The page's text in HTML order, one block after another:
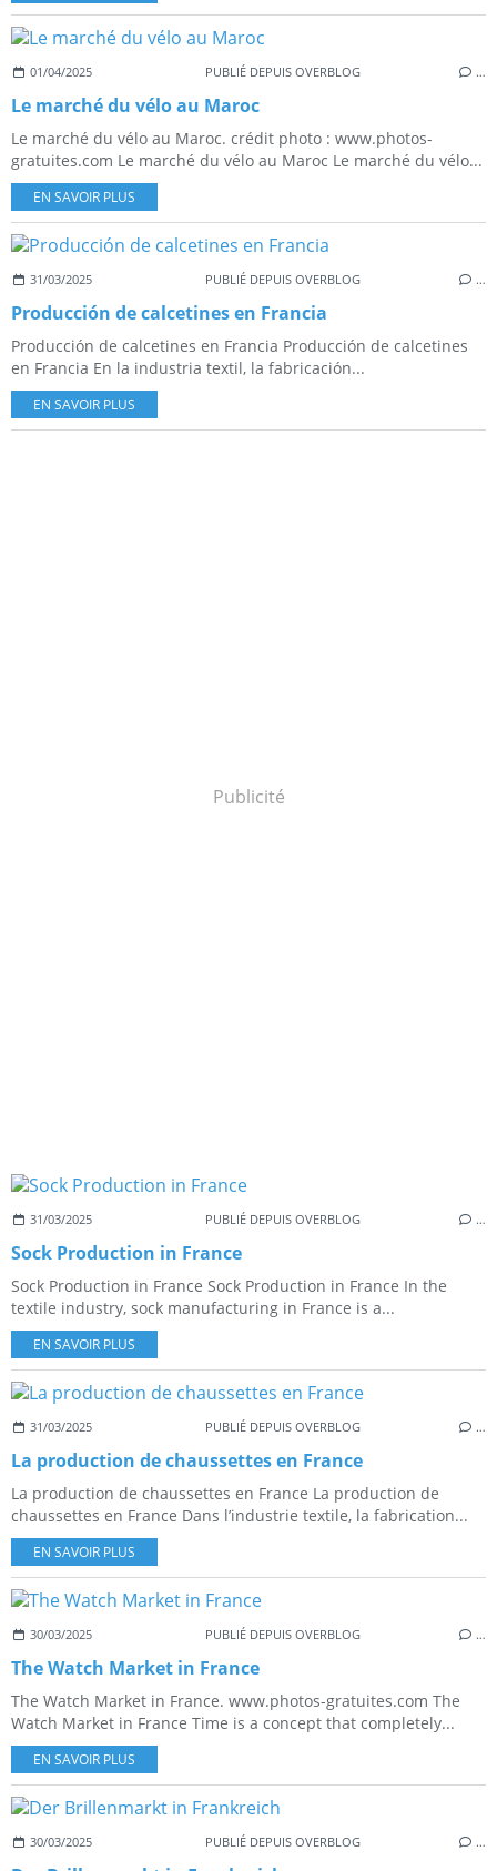
01/04/2025 PUBLIÉ DEPUIS OVERBLOG …
Le marché du vélo au Maroc
Le marché du vélo au Maroc. crédit photo : www.photos-
gratuites.com Le marché du vélo au Maroc Le marché du vélo...
EN SAVOIR PLUS
31/03/2025 PUBLIÉ DEPUIS OVERBLOG …
Producción de calcetines en Francia
Producción de calcetines en Francia Producción de calcetines
en Francia En la industria textil, la fabricación...
EN SAVOIR PLUS
Publicité
31/03/2025 PUBLIÉ DEPUIS OVERBLOG …
Sock Production in France
Sock Production in France Sock Production in France In the
textile industry, sock manufacturing in France is a...
EN SAVOIR PLUS
31/03/2025 PUBLIÉ DEPUIS OVERBLOG …
La production de chaussettes en France
La production de chaussettes en France La production de
chaussettes en France Dans l’industrie textile, la fabrication...
EN SAVOIR PLUS
30/03/2025 PUBLIÉ DEPUIS OVERBLOG …
The Watch Market in France
The Watch Market in France. www.photos-gratuites.com The
Watch Market in France Time is a concept that completely...
EN SAVOIR PLUS
30/03/2025 PUBLIÉ DEPUIS OVERBLOG …